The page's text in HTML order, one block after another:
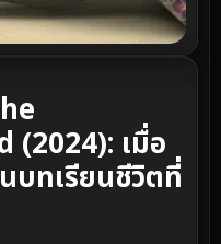
(2024): เมื่อ
บทเรียนชีวิตที่